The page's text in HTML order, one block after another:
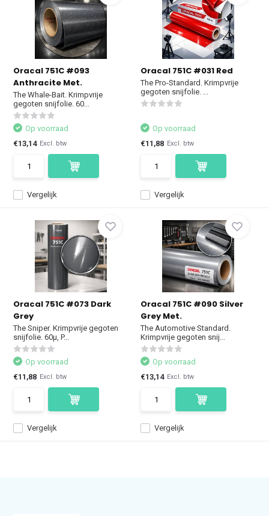
Oracal 751C #093
Anthracite Met.
The Whale-Bait. Krimpvrije
gegoten snijfolie. 60...
Vergelijk
Op voorraad
€13,14 Excl. btw
Oracal 751C #031 Red
The Pro-Standard. Krimpvrije
gegoten snijfolie. ...
Vergelijk
Op voorraad
€11,88 Excl. btw
Oracal 751C #073 Dark
Grey
The Sniper. Krimpvrije gegoten
snijfolie. 60µ, P...
Vergelijk
Op voorraad
€11,88 Excl. btw
Oracal 751C #090 Silver
Grey Met.
The Automotive Standard.
Krimpvrije gegoten snij...
Vergelijk
Op voorraad
€13,14 Excl. btw